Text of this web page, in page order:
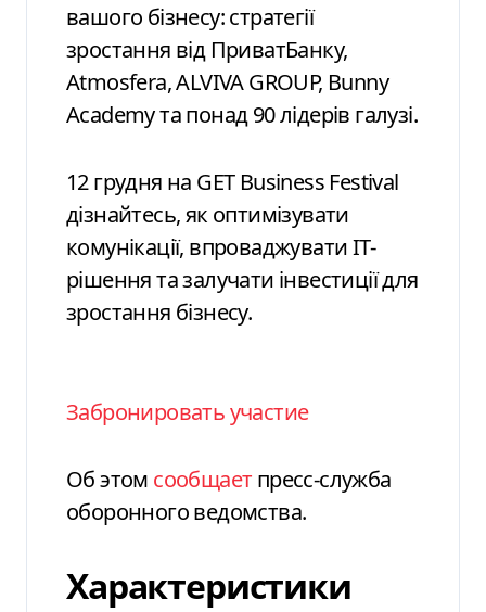
вашого бізнесу: стратегії
зростання від ПриватБанку,
Atmosfera, ALVIVA GROUP, Bunny
Academy та понад 90 лідерів галузі.
12 грудня на GET Business Festival
дізнайтесь, як оптимізувати
комунікації, впроваджувати ІТ-
рішення та залучати інвестиції для
зростання бізнесу.
Забронировать участие
Об этом сообщает пресс-служба
оборонного ведомства.
Характеристики